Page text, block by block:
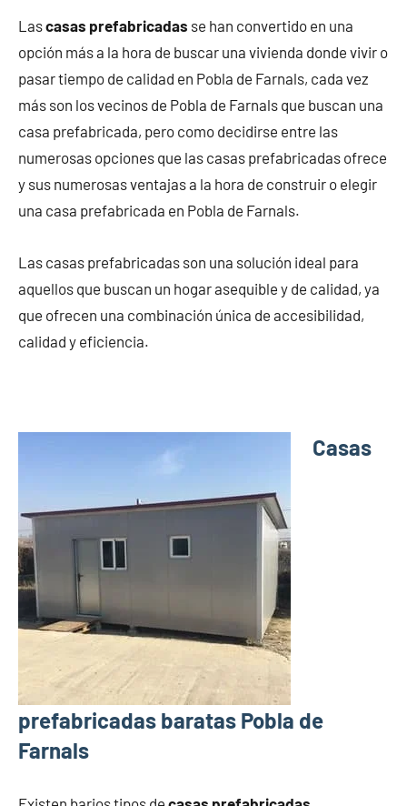
Lascasas prefabricadas se han convertido en una
opción más a la hora de buscar una vivienda donde vivir o
pasar tiempo de calidad en Pobla de Farnals, cada vez
más son los vecinos de Pobla de Farnals que buscan una
casa prefabricada, pero como decidirse entre las
numerosas opciones que las casas prefabricadas ofrece
y sus numerosas ventajas a la hora de construir o elegir
una casa prefabricada en Pobla de Farnals.
Las casas prefabricadas son una solución ideal para
aquellos que buscan un hogar asequible y de calidad, ya
que ofrecen una combinación única de accesibilidad,
calidad y eficiencia.
Casas
prefabricadas baratas Pobla de
Farnals